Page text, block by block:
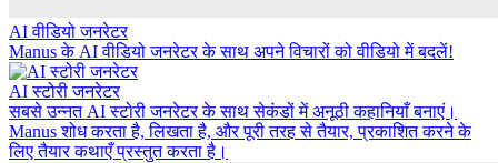
AI वीडियो जनरेटर
Manus के AI वीडियो जनरेटर के साथ अपने विचारों को वीडियो में बदलें!
AI स्टोरी जनरेटर
सबसे उन्नत AI स्टोरी जनरेटर के साथ सेकंडों में अनूठी कहानियाँ बनाएं।
Manus शोध करता है, लिखता है, और पूरी तरह से तैयार, प्रकाशित करने के
लिए तैयार कथाएँ प्रस्तुत करता है।